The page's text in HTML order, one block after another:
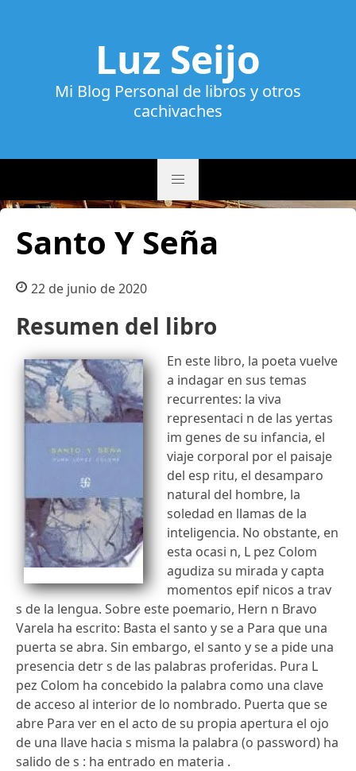
Luz Seijo
Mi Blog Personal de libros y otros
cachivaches
Santo Y Seña
22 de junio de 2020
Resumen del libro
En este libro, la poeta vuelve
a indagar en sus temas
recurrentes: la viva
representaci n de las yertas
im genes de su infancia, el
viaje corporal por el paisaje
del esp ritu, el desamparo
natural del hombre, la
soledad en llamas de la
inteligencia. No obstante, en
esta ocasi n, L pez Colom
agudiza su mirada y capta
momentos epif nicos a trav
s de la lengua. Sobre este poemario, Hern n Bravo
Varela ha escrito: Basta el santo y se a Para que una
puerta se abra. Sin embargo, el santo y se a pide una
presencia detr s de las palabras proferidas. Pura L
pez Colom ha concebido la palabra como una clave
de acceso al interior de lo nombrado. Puerta que se
abre Para ver en el acto de su propia apertura el ojo
de una llave hacia s misma la palabra (o password) ha
salido de s : ha entrado en materia .